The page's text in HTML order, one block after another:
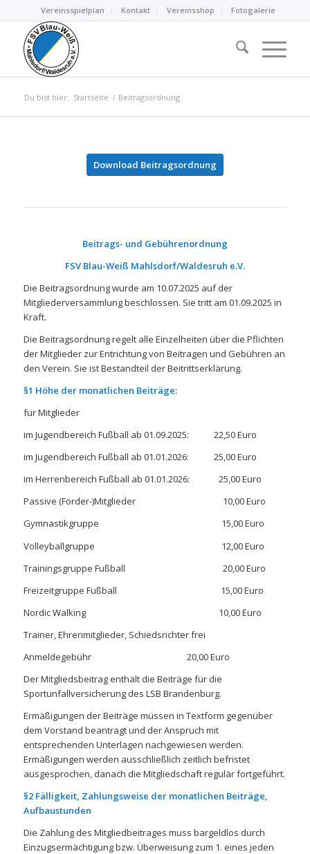
Vereinsspielplan Kontakt Vereinsshop Fotogalerie
Du bist hier: Startseite / Beitragsordnung
Download Beitragsordnung
Beitrags- und Gebührenordnung
FSV Blau-Weiß Mahlsdorf/Waldesruh e.V.
Die Beitragsordnung wurde am 10.07.2025 auf der
Mitgliederversammlung beschlossen. Sie tritt am 01.09.2025 in
Kraft.
Die Beitragsordnung regelt alle Einzelheiten über die Pflichten
der Mitglieder zur Entrichtung von Beitragen und Gebühren an
den Verein. Sie ist Bestandteil der Beitrittserklärung.
§1 Höhe der monatlichen Beiträge:
für Mitglieder
im Jugendbereich Fußball ab 01.09.2025: 22,50 Euro
im Jugendbereich Fußball ab 01.01.2026: 25,00 Euro
im Herrenbereich Fußball ab 01.01.2026: 25,00 Euro
Passive (Förder-)Mitglieder 10,00 Euro
Gymnastikgruppe 15,00 Euro
Volleyballgruppe 12,00 Euro
Trainingsgruppe Fußball 20,00 Euro
Freizeitgruppe Fußball 15,00 Euro
Nordic Walking 10,00 Euro
Trainer, Ehrenmitglieder, Schiedsrichter frei
Anmeldegebühr 20,00 Euro
Der Mitgliedsbeitrag enthält die Beiträge für die
Sportunfallversicherung des LSB Brandenburg.
Ermäßigungen der Beiträge müssen in Textform gegenüber
dem Vorstand beantragt und der Anspruch mit
entsprechenden Unterlagen nachgewiesen werden.
Ermäßigungen werden ausschließlich zeitlich befristet
ausgesprochen, danach die Mitgliedschaft regulär fortgeführt.
§2 Fälligkeit, Zahlungsweise der monatlichen Beiträge,
Aufbaustunden
Die Zahlung des Mitgliedbeitrages muss bargeldlos durch
Einzugsermächtigung bzw. Überweisung zum 1. eines jeden